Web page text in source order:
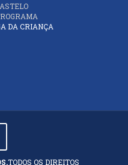
DA CRIANÇA
TODOS OS DIREITOS